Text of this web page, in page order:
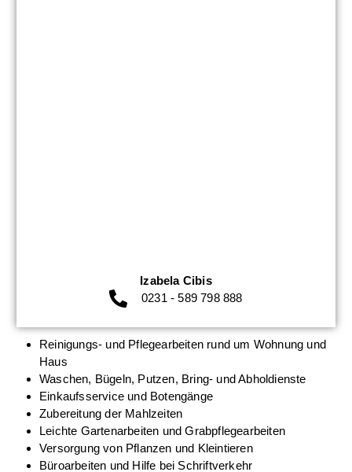
Izabela Cibis
0231 - 589 798 888
Reinigungs- und Pflegearbeiten rund um Wohnung und
Haus
Waschen, Bügeln, Putzen, Bring- und Abholdienste
Einkaufsservice und Botengänge
Zubereitung der Mahlzeiten
Leichte Gartenarbeiten und Grabpflegearbeiten
Versorgung von Pflanzen und Kleintieren
Büroarbeiten und Hilfe bei Schriftverkehr